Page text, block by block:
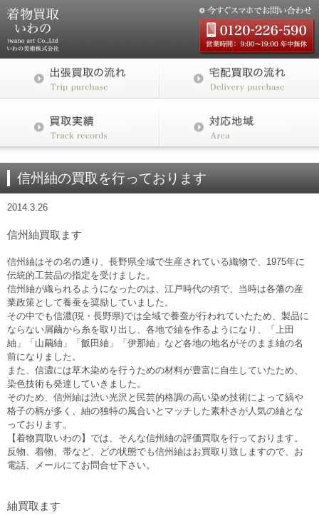
信州紬の買取を行っております
2014.3.26
信州紬買取ます
信州紬はその名の通り、長野県全域で生産されている織物で、1975年に
伝統的工芸品の指定を受けました。
信州紬が織られるようになったのは、江戸時代の頃で、当時は各藩の産
業政策として養蚕を奨励していました。
その中でも信濃(現・長野県)では全域で養蚕が行われていたため、製品に
ならない屑繭から糸を取り出し、各地で紬を作るようになり、「上田
紬」「山繭紬」「飯田紬」「伊那紬」など各地の地名がそのまま紬の名
前になりました。
また、信濃には草木染めを行うための材料が豊富に自生していたため、
染色技術も発達していきました。
そのため、信州紬は渋い光沢と民芸的格調の高い染め技術によって縞や
格子の柄が多く、紬の独特の風合いとマッチした素朴さが人気の紬とな
っております。
【着物買取いわの】では、そんな信州紬の評価買取を行っております。
反物、着物、帯など、どの状態でも信州紬はお買取り致しますので、お
電話、メールにてお問合せ下さい。
紬買取ます